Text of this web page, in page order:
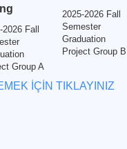
2026 Fall
Group A
2025-2026 Fall
Semester
Graduation
Project Group B
İÇİN TIKLAYINIZ